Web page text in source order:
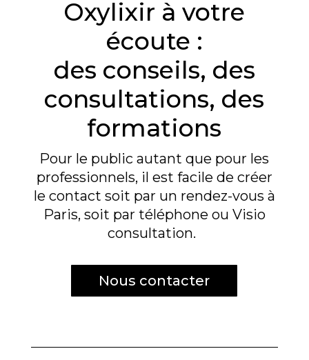
Oxylixir à votre
écoute :
des conseils, des
consultations, des
formations
Pour le public autant que pour les
professionnels, il est facile de créer
le contact soit par un rendez-vous à
Paris, soit par téléphone ou Visio
consultation.
Nous contacter